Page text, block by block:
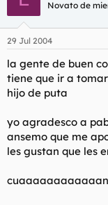
Novato de
29 Jul 2004
la gente de buen
tiene que ir a
hijo de puta
yo agradesco a
ansemo que me
les gustan que les